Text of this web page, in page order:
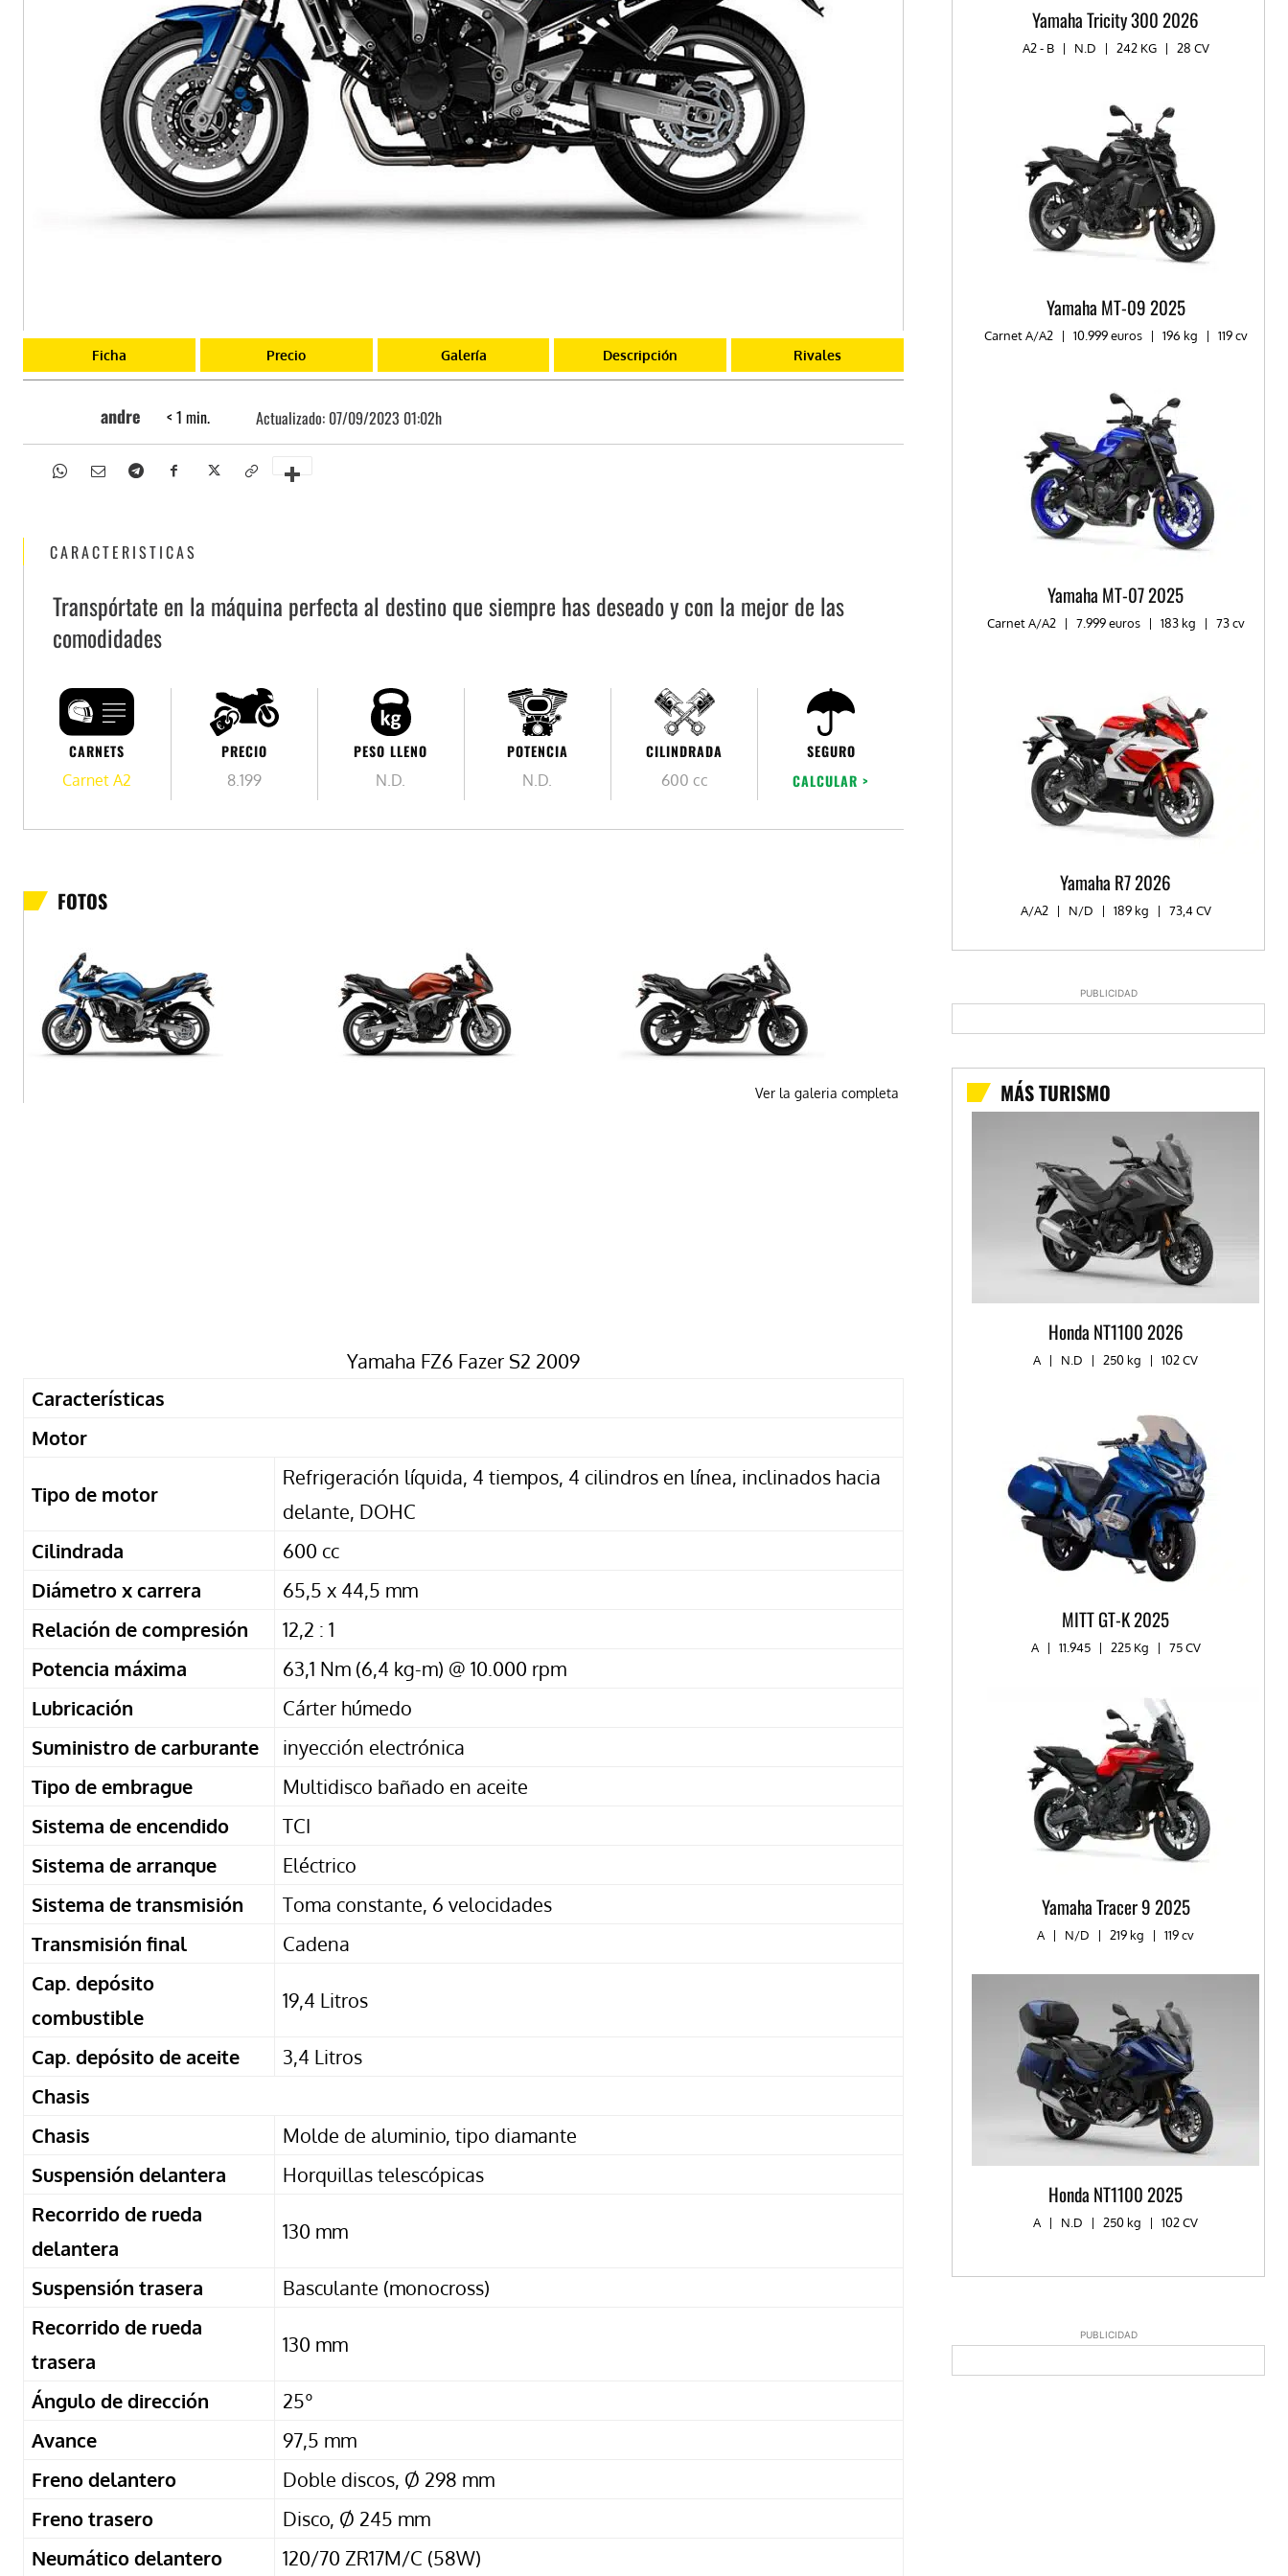
Ficha Precio Galería Descripción Rivales
andre < 1 min. Actualizado: 07/09/2023 01:02h
CARACTERISTICAS
Transpórtate en la máquina perfecta al destino que siempre has deseado y con la mejor de las
comodidades
CARNETS
Carnet A2
PRECIO
8.199
PESO LLENO
N.D.
POTENCIA
N.D.
CILINDRADA
600 cc
SEGURO
CALCULAR >
FOTOS
Ver la galeria completa
Yamaha FZ6 Fazer S2 2009
Características
Motor
Tipo de motor
Refrigeración líquida, 4 tiempos, 4 cilindros en línea, inclinados hacia
delante, DOHC
Cilindrada
600 cc
Diámetro x carrera
65,5 x 44,5 mm
Relación de compresión
12,2 : 1
Potencia máxima
63,1 Nm (6,4 kg-m) @ 10.000 rpm
Lubricación
Cárter húmedo
Suministro de carburante
inyección electrónica
Tipo de embrague
Multidisco bañado en aceite
Sistema de encendido
TCI
Sistema de arranque
Eléctrico
Sistema de transmisión
Toma constante, 6 velocidades
Transmisión final
Cadena
Cap. depósito
combustible
19,4 Litros
Cap. depósito de aceite
3,4 Litros
Chasis
Chasis
Molde de aluminio, tipo diamante
Suspensión delantera
Horquillas telescópicas
Recorrido de rueda
delantera
130 mm
Suspensión trasera
Basculante (monocross)
Recorrido de rueda
trasera
130 mm
Ángulo de dirección
25º
Avance
97,5 mm
Freno delantero
Doble discos, Ø 298 mm
Freno trasero
Disco, Ø 245 mm
Neumático delantero
120/70 ZR17M/C (58W)
Yamaha Tricity 300 2026
A2 - B | N.D | 242 KG | 28 CV
Yamaha MT-09 2025
Carnet A/A2 | 10.999 euros | 196 kg | 119 cv
Yamaha MT-07 2025
Carnet A/A2 | 7.999 euros | 183 kg | 73 cv
Yamaha R7 2026
A/A2 | N/D | 189 kg | 73,4 CV
PUBLICIDAD
MÁS TURISMO
Honda NT1100 2026
A | N.D | 250 kg | 102 CV
MITT GT-K 2025
A | 11.945 | 225 Kg | 75 CV
Yamaha Tracer 9 2025
A | N/D | 219 kg | 119 cv
Honda NT1100 2025
A | N.D | 250 kg | 102 CV
PUBLICIDAD